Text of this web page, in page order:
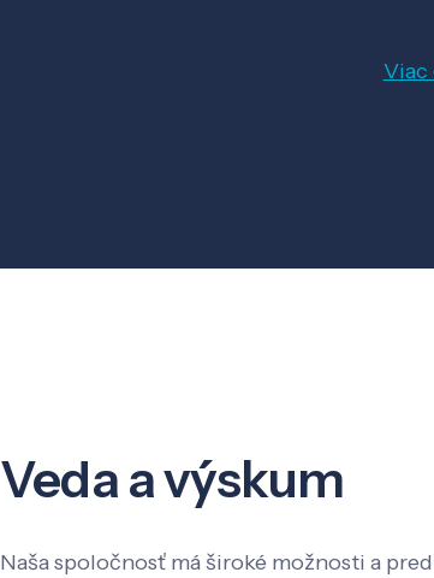
Viac
Veda a výskum
Naša spoločnosť má široké možnosti a